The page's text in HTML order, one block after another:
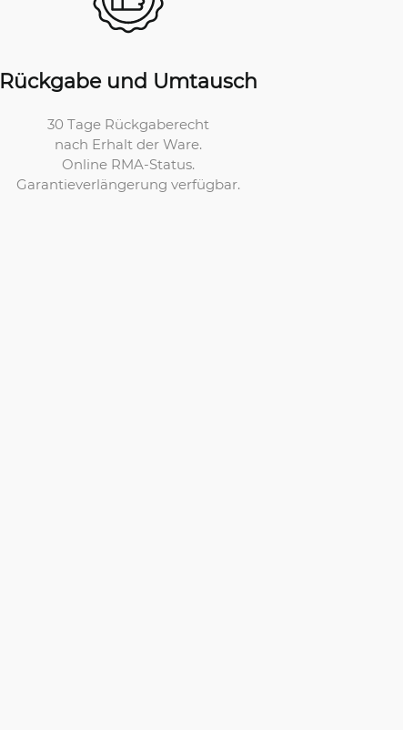
Rückgabe und Umtausch
30 Tage Rückgaberecht
nach Erhalt der Ware.
Online RMA-Status.
Garantieverlängerung verfügbar.